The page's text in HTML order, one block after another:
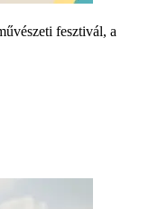
fesztivál, a